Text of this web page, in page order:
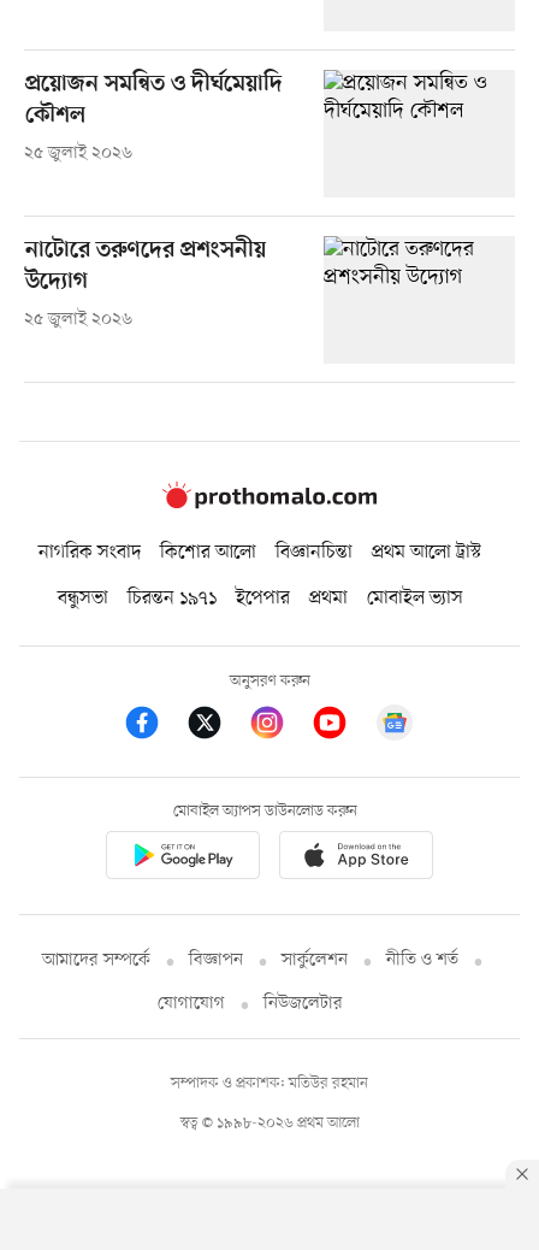
প্রয়োজন সমন্বিত ও দীর্ঘমেয়াদি
কৌশল
২৫ জুলাই ২০২৬
নাটোরে তরুণদের প্রশংসনীয়
উদ্যোগ
২৫ জুলাই ২০২৬
নাগরিক সংবাদ কিশোর আলো বিজ্ঞানচিন্তা
প্রথম আলো ট্রাস্ট
বন্ধুসভা
চিরন্তন ১৯৭১ ইপেপার প্রথমা মোবাইল ভ্যাস
অনুসরণ করুন
মোবাইল অ্যাপস ডাউনলোড করুন
আমাদের সম্পর্কে বিজ্ঞাপন সার্কুলেশন
নীতি ও শর্ত
যোগাযোগ
নিউজলেটার
স্বত্ব © ১৯৯৮-২০২৬ প্রথম আলো
সম্পাদক ও প্রকাশক: মতিউর রহমান